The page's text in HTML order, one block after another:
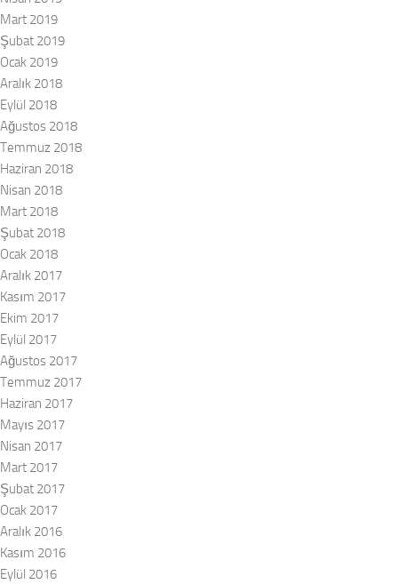
Mart 2019
Şubat 2019
Ocak 2019
Aralık 2018
Eylül 2018
Ağustos 2018
Temmuz 2018
Haziran 2018
Nisan 2018
Mart 2018
Şubat 2018
Ocak 2018
Aralık 2017
Kasım 2017
Ekim 2017
Eylül 2017
Ağustos 2017
Temmuz 2017
Haziran 2017
Mayıs 2017
Nisan 2017
Mart 2017
Şubat 2017
Ocak 2017
Aralık 2016
Kasım 2016
Eylül 2016